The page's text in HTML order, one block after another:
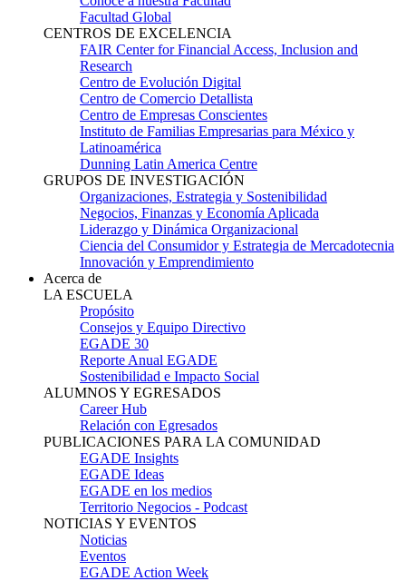
Facultad Global
CENTROS DE EXCELENCIA
FAIR Center for Financial Access, Inclusion and
Research
Centro de Evolución Digital
Centro de Comercio Detallista
Centro de Empresas Conscientes
Instituto de Familias Empresarias para México y
Latinoamérica
Dunning Latin America Centre
GRUPOS DE INVESTIGACIÓN
Organizaciones, Estrategia y Sostenibilidad
Negocios, Finanzas y Economía Aplicada
Liderazgo y Dinámica Organizacional
Ciencia del Consumidor y Estrategia de Mercadotecnia
Innovación y Emprendimiento
Acerca de
LA ESCUELA
Propósito
Consejos y Equipo Directivo
EGADE 30
Reporte Anual EGADE
Sostenibilidad e Impacto Social
ALUMNOS Y EGRESADOS
Career Hub
Relación con Egresados
PUBLICACIONES PARA LA COMUNIDAD
EGADE Insights
EGADE Ideas
EGADE en los medios
Territorio Negocios - Podcast
NOTICIAS Y EVENTOS
Noticias
Eventos
EGADE Action Week